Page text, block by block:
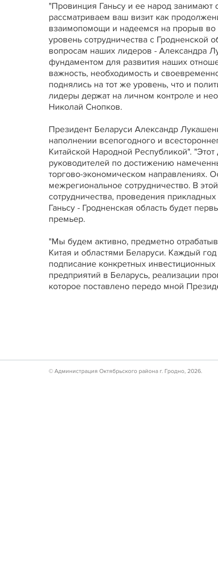
"Провинция Ганьсу и ее народ
рассматриваем ваш визит как
взаимопомощи и надеемся на прорыв
уровень сотрудничества с
вопросам наших лидеров - Александра
фундаментом для развития наших
важность, необходимость и
поднялись на тот же уровень, что и
лидеры держат на личном контроле и
Николай Снопков.
Президент Беларуси Александр
наполнении всепогодного и
Китайской Народной Республикой".
руководителей по достижению
торгово-экономическом направлениях.
межрегиональное сотрудничество. В
сотрудничества, проведения
Ганьсу - Гродненская область будет
премьер.
"Мы будем активно, предметно
Китая и областями Беларуси. Каждый
подписание конкретных инвестиционных
предприятий в Беларусь, реализации
которое поставлено передо мной
© Администрация Октябрьского района г. Гродно, 2026.